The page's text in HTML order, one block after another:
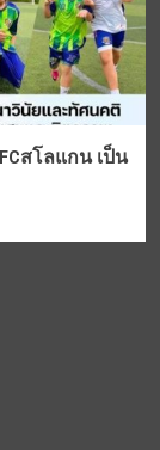
สโลแกน เป็น